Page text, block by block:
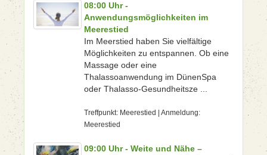
08:00 Uhr -
Anwendungsmöglichkeiten im
Meerestied
Im Meerstied haben Sie vielfältige
Möglichkeiten zu entspannen. Ob eine
Massage oder eine
Thalassoanwendung im DünenSpa
oder Thalasso-Gesundheitsze ...
Treffpunkt: Meerestied | Anmeldung:
Meerestied
09:00 Uhr - Weite und Nähe –